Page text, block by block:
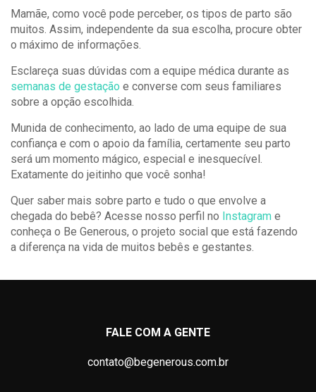
Mamãe, como você pode perceber, os tipos de parto são
muitos. Assim, independente da sua escolha, procure obter
o máximo de informações.
Esclareça suas dúvidas com a equipe médica durante as
semanas de gestação e converse com seus familiares
sobre a opção escolhida.
Munida de conhecimento, ao lado de uma equipe de sua
confiança e com o apoio da família, certamente seu parto
será um momento mágico, especial e inesquecível.
Exatamente do jeitinho que você sonha!
Quer saber mais sobre parto e tudo o que envolve a
chegada do bebê? Acesse nosso perfil no Instagram e
conheça o Be Generous, o projeto social que está fazendo
a diferença na vida de muitos bebês e gestantes.
FALE COM A GENTE
contato@begenerous.com.br